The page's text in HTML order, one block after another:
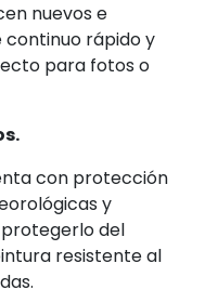
nuevos e
continuo rápido y
para fotos o
con protección
y
del
resistente al